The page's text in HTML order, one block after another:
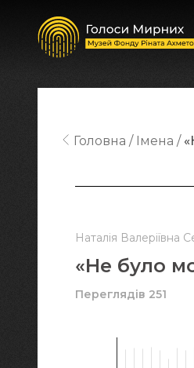
Наталія
«Не було
Переглядів 251
Головна Імена